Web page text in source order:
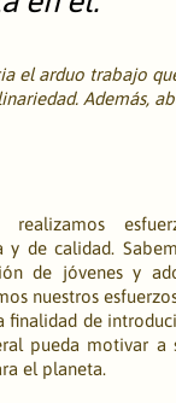
el arduo trabajo
Además,
realizamos
y de calidad.
de jóvenes y
nuestros
finalidad de
pueda motivar a
el planeta.